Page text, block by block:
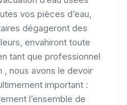
vos pièces d’eau,
dégageront des
envahiront toute
tant que professionnel
, nous avons le devoir
important :
l’ensemble de